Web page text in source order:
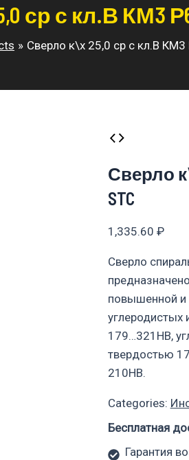
ср с кл.В КМ3
Сверло к\х 25,0 ср с кл.В
Сверло
STC
1,335.60 ₽
Сверло
повышенной
углеродистых
179…321НВ,
твердостью
210НВ.
Categories:
Бесплатная
Гарантия